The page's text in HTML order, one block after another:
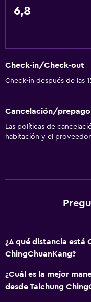
Servicios y facilidades
Recepción 24 horas
6,8
Check-in/Check-out
Check-in después de las
Cancelación/prepago
Las políticas de
habitación y el
¿A qué distancia está
ChingChuanKang?
¿Cuál es la mejor
desde Taichung